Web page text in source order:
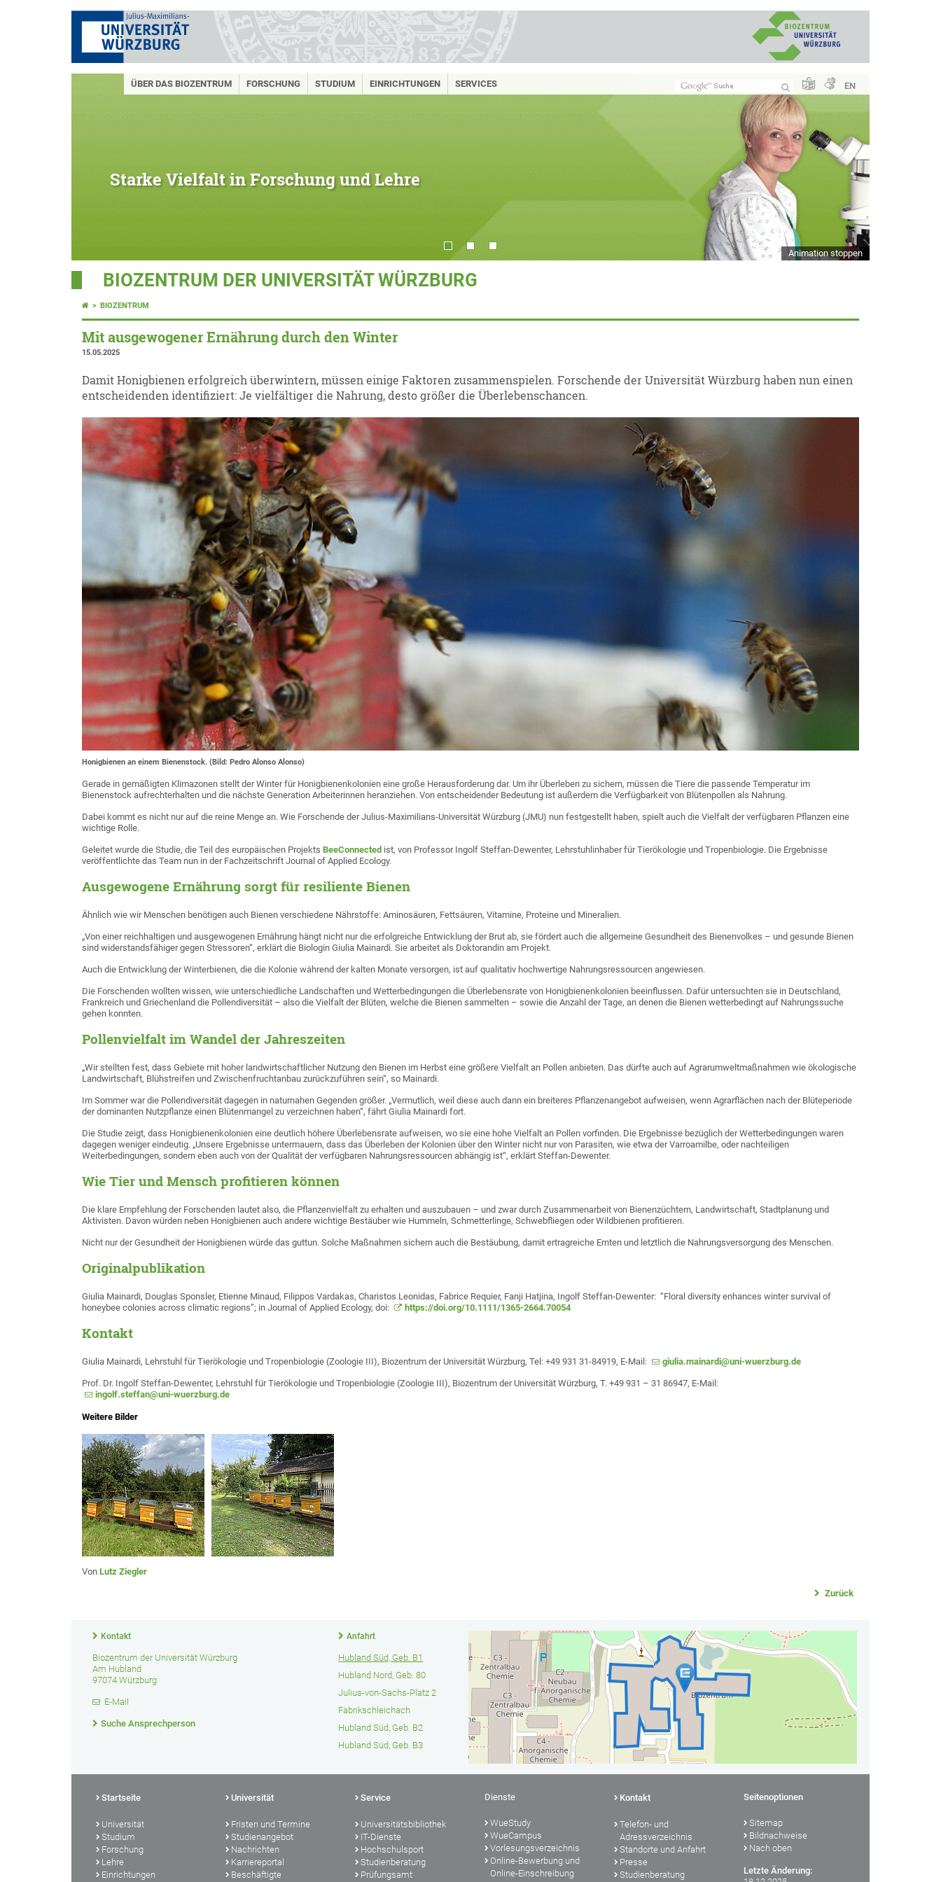
EN
ÜBER DAS BIOZENTRUM FORSCHUNG STUDIUM EINRICHTUNGEN SERVICES
Starke Vielfalt in Forschung und Lehre
Animation stoppen
BIOZENTRUM DER UNIVERSITÄT WÜRZBURG
BIOZENTRUM
Mit ausgewogener Ernährung durch den Winter
15.05.2025
Damit Honigbienen erfolgreich überwintern, müssen einige Faktoren zusammenspielen. Forschende der Universität Würzburg haben nun einen
entscheidenden identifiziert: Je vielfältiger die Nahrung, desto größer die Überlebenschancen.
Honigbienen an einem Bienenstock. (Bild: Pedro Alonso Alonso)
Gerade in gemäßigten Klimazonen stellt der Winter für Honigbienenkolonien eine große Herausforderung dar. Um ihr Überleben zu sichern, müssen die Tiere die passende Temperatur im
Bienenstock aufrechterhalten und die nächste Generation Arbeiterinnen heranziehen. Von entscheidender Bedeutung ist außerdem die Verfügbarkeit von Blütenpollen als Nahrung.
Dabei kommt es nicht nur auf die reine Menge an. Wie Forschende der Julius-Maximilians-Universität Würzburg (JMU) nun festgestellt haben, spielt auch die Vielfalt der verfügbaren Pflanzen eine
wichtige Rolle.
Geleitet wurde die Studie, die Teil des europäischen Projekts BeeConnected ist, von Professor Ingolf Steffan-Dewenter, Lehrstuhlinhaber für Tierökologie und Tropenbiologie. Die Ergebnisse
veröffentlichte das Team nun in der Fachzeitschrift Journal of Applied Ecology.
Ausgewogene Ernährung sorgt für resiliente Bienen
Ähnlich wie wir Menschen benötigen auch Bienen verschiedene Nährstoffe: Aminosäuren, Fettsäuren, Vitamine, Proteine und Mineralien.
„Von einer reichhaltigen und ausgewogenen Ernährung hängt nicht nur die erfolgreiche Entwicklung der Brut ab, sie fördert auch die allgemeine Gesundheit des Bienenvolkes – und gesunde Bienen
sind widerstandsfähiger gegen Stressoren“, erklärt die Biologin Giulia Mainardi. Sie arbeitet als Doktorandin am Projekt.
Auch die Entwicklung der Winterbienen, die die Kolonie während der kalten Monate versorgen, ist auf qualitativ hochwertige Nahrungsressourcen angewiesen.
Die Forschenden wollten wissen, wie unterschiedliche Landschaften und Wetterbedingungen die Überlebensrate von Honigbienenkolonien beeinflussen. Dafür untersuchten sie in Deutschland,
Frankreich und Griechenland die Pollendiversität – also die Vielfalt der Blüten, welche die Bienen sammelten – sowie die Anzahl der Tage, an denen die Bienen wetterbedingt auf Nahrungssuche
gehen konnten.
Pollenvielfalt im Wandel der Jahreszeiten
„Wir stellten fest, dass Gebiete mit hoher landwirtschaftlicher Nutzung den Bienen im Herbst eine größere Vielfalt an Pollen anbieten. Das dürfte auch auf Agrarumweltmaßnahmen wie ökologische
Landwirtschaft, Blühstreifen und Zwischenfruchtanbau zurückzuführen sein“, so Mainardi.
Im Sommer war die Pollendiversität dagegen in naturnahen Gegenden größer. „Vermutlich, weil diese auch dann ein breiteres Pflanzenangebot aufweisen, wenn Agrarflächen nach der Blüteperiode
der dominanten Nutzpflanze einen Blütenmangel zu verzeichnen haben“, fährt Giulia Mainardi fort.
Die Studie zeigt, dass Honigbienenkolonien eine deutlich höhere Überlebensrate aufweisen, wo sie eine hohe Vielfalt an Pollen vorfinden. Die Ergebnisse bezüglich der Wetterbedingungen waren
dagegen weniger eindeutig. „Unsere Ergebnisse untermauern, dass das Überleben der Kolonien über den Winter nicht nur von Parasiten, wie etwa der Varroamilbe, oder nachteiligen
Weiterbedingungen, sondern eben auch von der Qualität der verfügbaren Nahrungsressourcen abhängig ist“, erklärt Steffan-Dewenter.
Wie Tier und Mensch profitieren können
Die klare Empfehlung der Forschenden lautet also, die Pflanzenvielfalt zu erhalten und auszubauen – und zwar durch Zusammenarbeit von Bienenzüchtern, Landwirtschaft, Stadtplanung und
Aktivisten. Davon würden neben Honigbienen auch andere wichtige Bestäuber wie Hummeln, Schmetterlinge, Schwebfliegen oder Wildbienen profitieren.
Nicht nur der Gesundheit der Honigbienen würde das guttun. Solche Maßnahmen sichern auch die Bestäubung, damit ertragreiche Ernten und letztlich die Nahrungsversorgung des Menschen.
Originalpublikation
Giulia Mainardi, Douglas Sponsler, Etienne Minaud, Filippos Vardakas, Charistos Leonidas, Fabrice Requier, Fanji Hatjina, Ingolf Steffan‐Dewenter: “Floral diversity enhances winter survival of
honeybee colonies across climatic regions”; in Journal of Applied Ecology, doi:
https://doi.org/10.1111/1365-2664.70054
Kontakt
Giulia Mainardi, Lehrstuhl für Tierökologie und Tropenbiologie (Zoologie III), Biozentrum der Universität Würzburg, Tel: +49 931 31-84919, E-Mail: giulia.mainardi@uni-wuerzburg.de
Prof. Dr. Ingolf Steffan-Dewenter, Lehrstuhl für Tierökologie und Tropenbiologie (Zoologie III), Biozentrum der Universität Würzburg, T. +49 931 – 31 86947, E-Mail:
ingolf.steffan@uni-wuerzburg.de
Weitere Bilder
Von Lutz Ziegler
Zurück
Kontakt
Biozentrum der Universität Würzburg
Am Hubland
97074 Würzburg
E-Mail
Suche Ansprechperson
Anfahrt
Hubland Süd, Geb. B1
Hubland Nord, Geb. 80
Julius-von-Sachs-Platz 2
Fabrikschleichach
Hubland Süd, Geb. B2
Hubland Süd, Geb. B3
Startseite
Universität
Studium
Forschung
Lehre
Einrichtungen
Universität
Fristen und Termine
Studienangebot
Nachrichten
Karriereportal
Beschäftigte
Service
Universitätsbibliothek
IT-Dienste
Hochschulsport
Studienberatung
Prüfungsamt
Dienste
WueStudy
WueCampus
Vorlesungsverzeichnis
Online-Bewerbung und
Online-Einschreibung
Kontakt
Telefon- und
Adressverzeichnis
Standorte und Anfahrt
Presse
Studienberatung
Seitenoptionen
Sitemap
Bildnachweise
Nach oben
Letzte Änderung: